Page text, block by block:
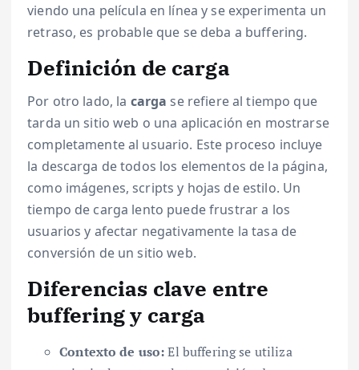
viendo una película en línea y se experimenta un
retraso, es probable que se deba a buffering.
Definición de carga
Por otro lado, la carga se refiere al tiempo que
tarda un sitio web o una aplicación en mostrarse
completamente al usuario. Este proceso incluye
la descarga de todos los elementos de la página,
como imágenes, scripts y hojas de estilo. Un
tiempo de carga lento puede frustrar a los
usuarios y afectar negativamente la tasa de
conversión de un sitio web.
Diferencias clave entre
buffering y carga
Contexto de uso:El buffering se utiliza